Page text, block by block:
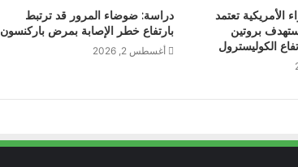
الأمريكية تعتمد
بروتين
دراسة: ضوضاء المرور قد ترتبط
بارتفاع خطر الإصابة بمرض باركنسون
أغسطس 2, 2026